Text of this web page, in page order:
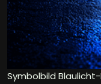
Symbolbild